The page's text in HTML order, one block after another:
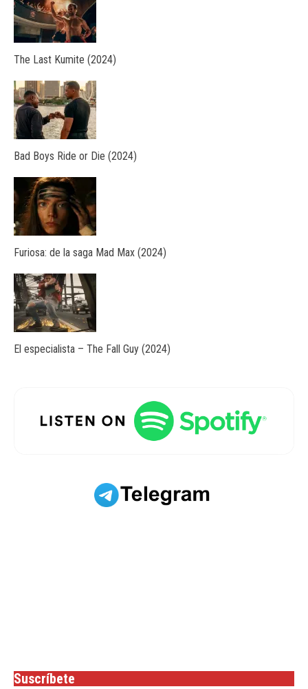
The Last Kumite (2024)
Bad Boys Ride or Die (2024)
Furiosa: de la saga Mad Max (2024)
El especialista – The Fall Guy (2024)
Suscríbete